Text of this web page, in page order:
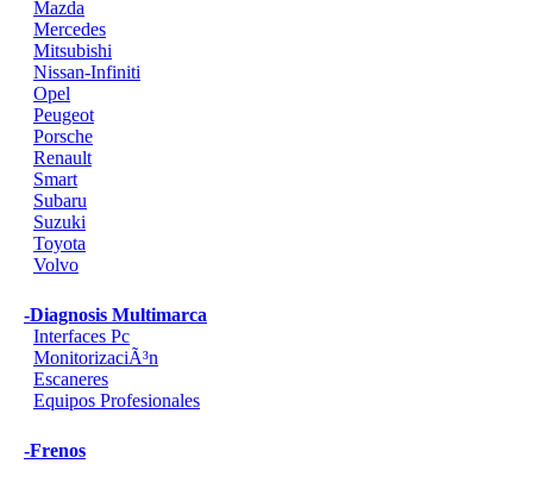
Mazda
Mercedes
Mitsubishi
Nissan-Infiniti
Opel
Peugeot
Porsche
Renault
Smart
Subaru
Suzuki
Toyota
Volvo
-Diagnosis Multimarca
Interfaces Pc
MonitorizaciÃ³n
Escaneres
Equipos Profesionales
-Frenos